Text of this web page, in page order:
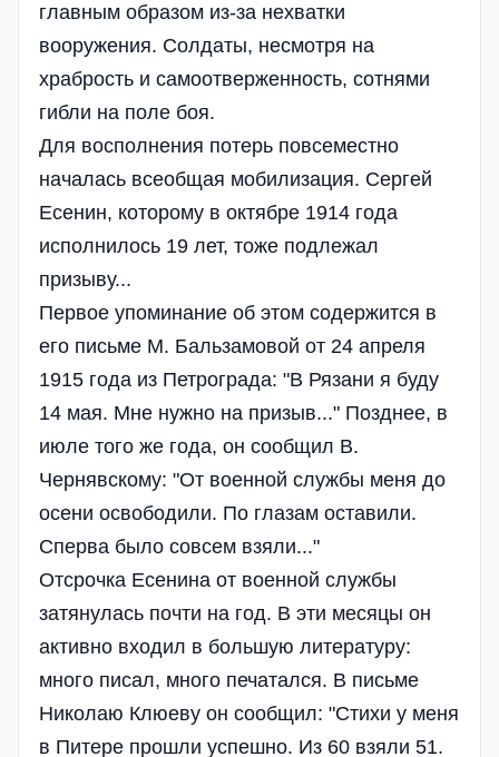
главным образом из-за нехватки
вооружения. Солдаты, несмотря на
храбрость и самоотверженность, сотнями
гибли на поле боя.
Для восполнения потерь повсеместно
началась всеобщая мобилизация. Сергей
Есенин, которому в октябре 1914 года
исполнилось 19 лет, тоже подлежал
призыву...
Первое упоминание об этом содержится в
его письме М. Бальзамовой от 24 апреля
1915 года из Петрограда: "В Рязани я буду
14 мая. Мне нужно на призыв..." Позднее, в
июле того же года, он сообщил В.
Чернявскому: "От военной службы меня до
осени освободили. По глазам оставили.
Сперва было совсем взяли..."
Отсрочка Есенина от военной службы
затянулась почти на год. В эти месяцы он
активно входил в большую литературу:
много писал, много печатался. В письме
Николаю Клюеву он сообщил: "Стихи у меня
в Питере прошли успешно. Из 60 взяли 51.